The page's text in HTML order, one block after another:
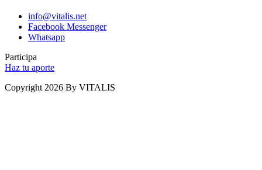
info@vitalis.net
Facebook Messenger
Whatsapp
Participa
Haz tu aporte
Copyright 2026 By VITALIS